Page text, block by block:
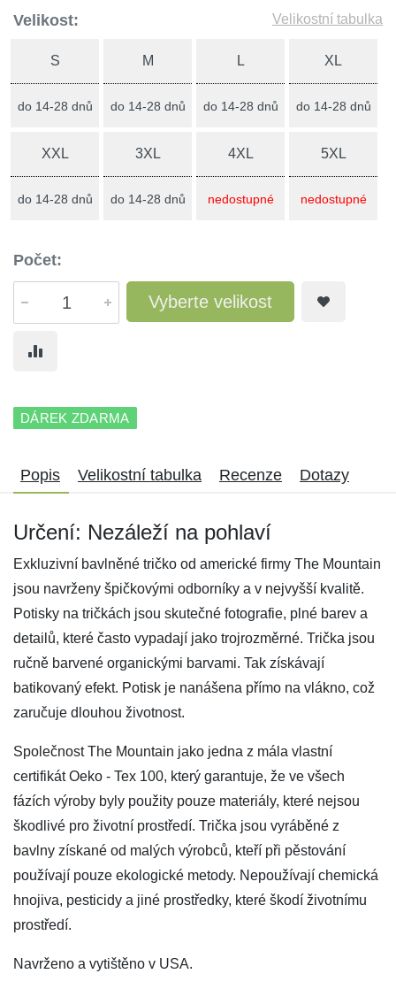
Velikost: Velikostní tabulka
S
do 14-28 dnů
M
do 14-28 dnů
L
do 14-28 dnů
XL
do 14-28 dnů
XXL
do 14-28 dnů
3XL
do 14-28 dnů
4XL
nedostupné
5XL
nedostupné
Počet:
Vyberte velikost
DÁREK ZDARMA
Popis Velikostní tabulka Recenze Dotazy
Určení: Nezáleží na pohlaví
Exkluzivní bavlněné tričko od americké firmy The Mountain
jsou navrženy špičkovými odborníky a v nejvyšší kvalitě.
Potisky na tričkách jsou skutečné fotografie, plné barev a
detailů, které často vypadají jako trojrozměrné. Trička jsou
ručně barvené organickými barvami. Tak získávají
batikovaný efekt. Potisk je nanášena přímo na vlákno, což
zaručuje dlouhou životnost.
Společnost The Mountain jako jedna z mála vlastní
certifikát Oeko - Tex 100, který garantuje, že ve všech
fázích výroby byly použity pouze materiály, které nejsou
škodlivé pro životní prostředí. Trička jsou vyráběné z
bavlny získané od malých výrobců, kteří při pěstování
používají pouze ekologické metody. Nepoužívají chemická
hnojiva, pesticidy a jiné prostředky, které škodí životnímu
prostředí.
Navrženo a vytištěno v USA.